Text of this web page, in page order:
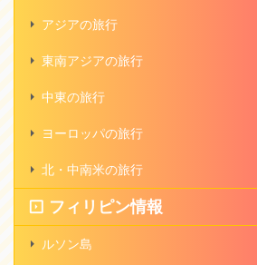
アジアの旅行
東南アジアの旅行
中東の旅行
ヨーロッパの旅行
北・中南米の旅行
フィリピン情報
ルソン島